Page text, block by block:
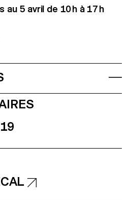
au 5 avril de 10 h à 17 h